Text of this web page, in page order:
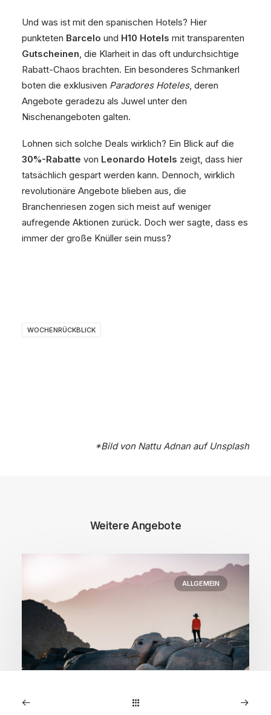
Und was ist mit den spanischen Hotels? Hier
punkteten Barcelo und H10 Hotels mit transparenten
Gutscheinen, die Klarheit in das oft undurchsichtige
Rabatt-Chaos brachten. Ein besonderes Schmankerl
boten die exklusiven Paradores Hoteles, deren
Angebote geradezu als Juwel unter den
Nischenangeboten galten.
Lohnen sich solche Deals wirklich? Ein Blick auf die
30%-Rabatte von Leonardo Hotels zeigt, dass hier
tatsächlich gespart werden kann. Dennoch, wirklich
revolutionäre Angebote blieben aus, die
Branchenriesen zogen sich meist auf weniger
aufregende Aktionen zurück. Doch wer sagte, dass es
immer der große Knüller sein muss?
WOCHENRÜCKBLICK
*Bild von Nattu Adnanauf Unsplash
Weitere Angebote
ALLGEMEIN